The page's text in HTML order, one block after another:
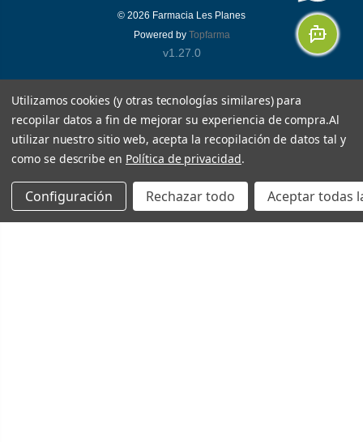
© 2026 Farmacia Les Planes
Powered by Topfarma
v1.27.0
Utilizamos cookies (y otras tecnologías similares) para
recopilar datos a fin de mejorar su experiencia de compra.Al
utilizar nuestro sitio web, acepta la recopilación de datos tal y
como se describe en Política de privacidad.
Configuración Rechazar todo Aceptar todas